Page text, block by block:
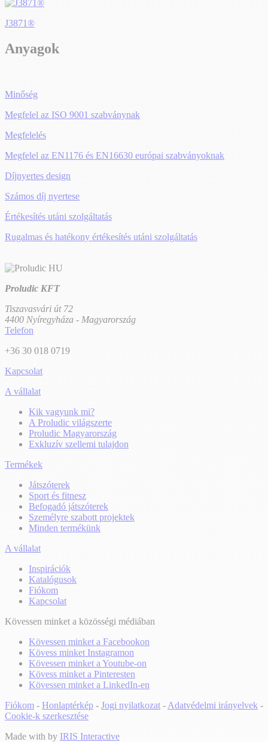
J3871®
Anyagok
Minőség
Megfelel az ISO 9001 szabványnak
Megfelelés
Megfelel az EN1176 és EN16630 európai szabványoknak
Díjnyertes design
Számos díj nyertese
Értékesítés utáni szolgáltatás
Rugalmas és hatékony értékesítés utáni szolgáltatás
Proludic KFT
Tiszavasvári út 72
4400 Nyíregyháza - Magyarország
Telefon
+36 30 018 0719
Kapcsolat
A vállalat
Kik vagyunk mi?
A Proludic világszerte
Proludic Magyarország
Exkluzív szellemi tulajdon
Termékek
Játszóterek
Sport és fitnesz
Befogadó játszóterek
Személyre szabott projektek
Minden termékünk
A vállalat
Inspirációk
Katalógusok
Fiókom
Kapcsolat
Kövessen minket a közösségi médiában
Kövessen minket a Facebookon
Kövess minket Instagramon
Kövessen minket a Youtube-on
Kövess minket a Pinteresten
Kövessen minket a LinkedIn-en
Fiókom - Honlaptérkép - Jogi nyilatkozat - Adatvédelmi irányelvek -
Cookie-k szerkesztése
Made with by IRIS Interactive